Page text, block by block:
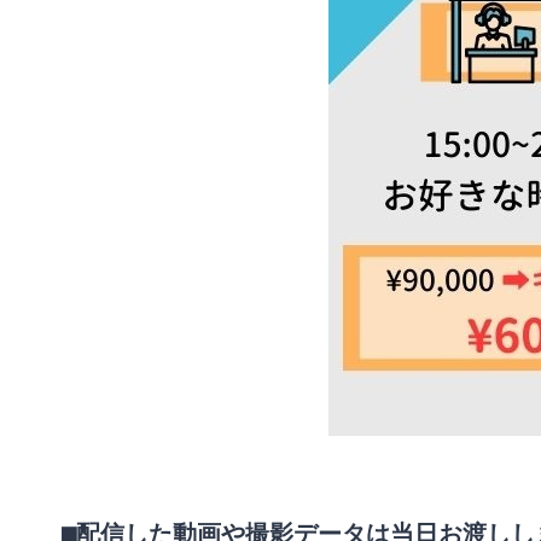
⬛︎配信した動画や撮影データは当日お渡し